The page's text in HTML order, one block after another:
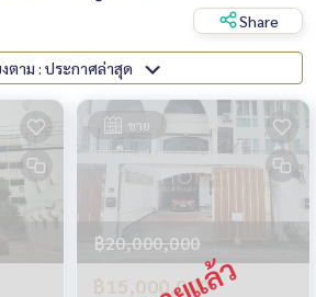
Share
เรียงตาม : ประกาศล่าสุด
ขาย
฿20,000,000
฿15,000,000